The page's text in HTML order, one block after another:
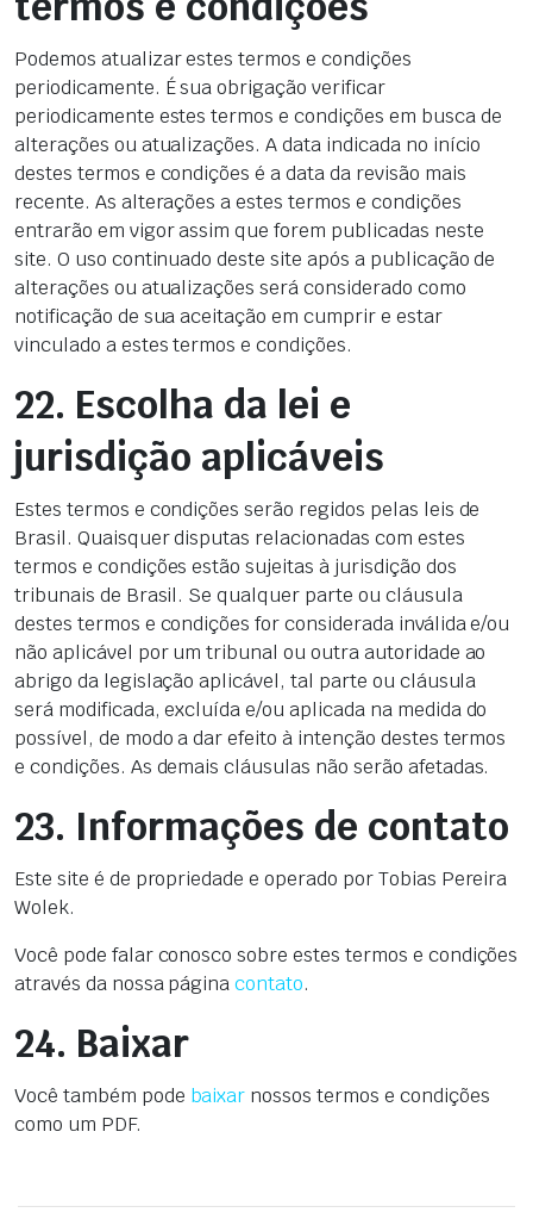
Podemos atualizar estes termos e condições
periodicamente. É sua obrigação verificar
periodicamente estes termos e condições em busca de
alterações ou atualizações. A data indicada no início
destes termos e condições é a data da revisão mais
recente. As alterações a estes termos e condições
entrarão em vigor assim que forem publicadas neste
site. O uso continuado deste site após a publicação de
alterações ou atualizações será considerado como
notificação de sua aceitação em cumprir e estar
vinculado a estes termos e condições.
22. Escolha da lei e
jurisdição aplicáveis
Estes termos e condições serão regidos pelas leis de
Brasil. Quaisquer disputas relacionadas com estes
termos e condições estão sujeitas à jurisdição dos
tribunais de Brasil. Se qualquer parte ou cláusula
destes termos e condições for considerada inválida e/ou
não aplicável por um tribunal ou outra autoridade ao
abrigo da legislação aplicável, tal parte ou cláusula
será modificada, excluída e/ou aplicada na medida do
possível, de modo a dar efeito à intenção destes termos
e condições. As demais cláusulas não serão afetadas.
23. Informações de contato
Este site é de propriedade e operado por Tobias Pereira
Wolek.
Você pode falar conosco sobre estes termos e condições
através da nossa páginacontato.
24. Baixar
Você também pode baixar nossos termos e condições
como um PDF.